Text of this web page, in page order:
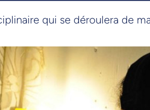
qui se déroulera de